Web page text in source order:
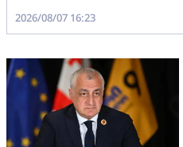
2026/08/07 16:23